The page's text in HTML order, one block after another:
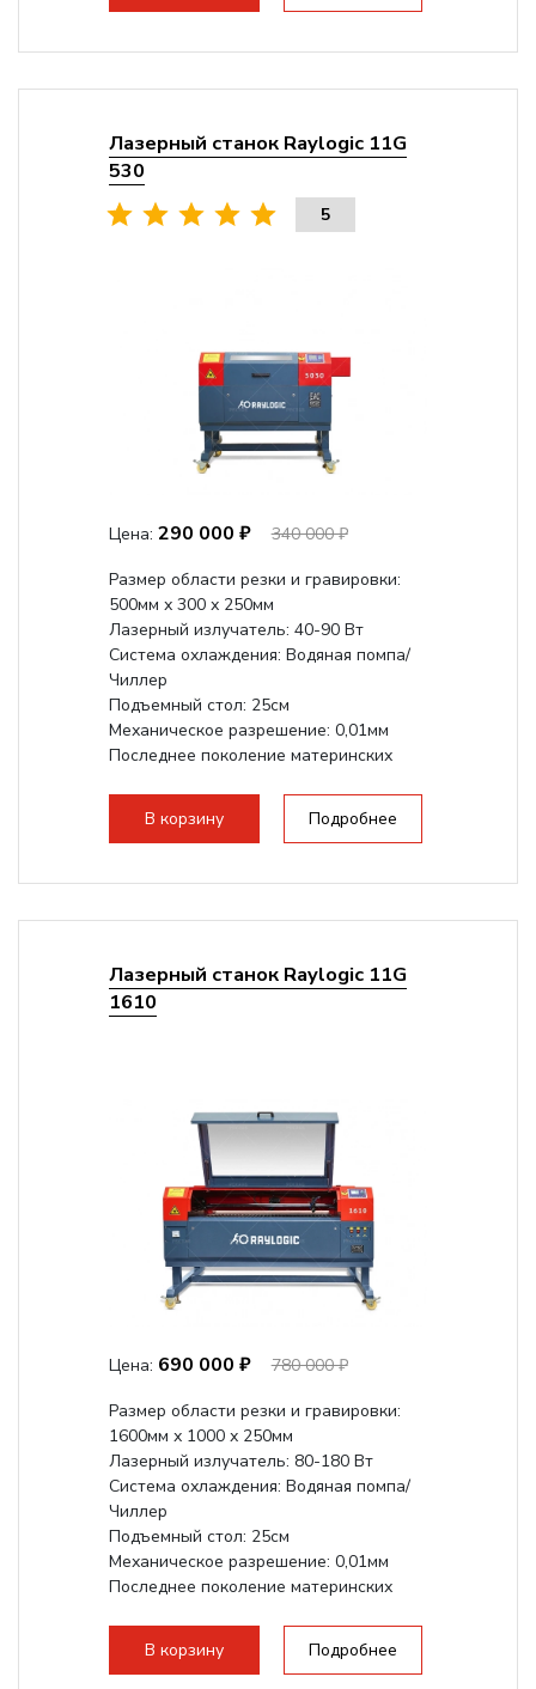
Лазерный станок Raylogic 11G
530
5
Цена: 290 000 ₽
340 000 ₽
Размер области резки и гравировки:
500мм х 300 х 250мм
Лазерный излучатель: 40-90 Вт
Система охлаждения: Водяная помпа/
Чиллер
Подъемный стол: 25см
Механическое разрешение: 0,01мм
Последнее поколение материнских
В корзину Подробнее
Лазерный станок Raylogic 11G
1610
Цена: 690 000 ₽
780 000 ₽
Размер области резки и гравировки:
1600мм х 1000 х 250мм
Лазерный излучатель: 80-180 Вт
Система охлаждения: Водяная помпа/
Чиллер
Подъемный стол: 25см
Механическое разрешение: 0,01мм
Последнее поколение материнских
В корзину Подробнее